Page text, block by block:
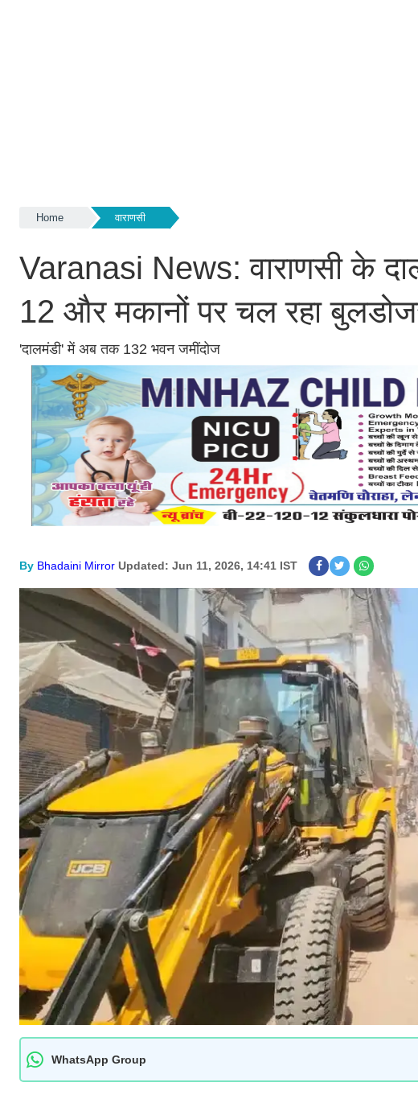
Home वाराणसी
Varanasi News: वाराणसी के
12 और मकानों पर चल रहा
'दालमंडी' में अब तक 132 भवन जमींदोज
By Bhadaini Mirror Updated: Jun 11, 2026, 14:41 IST
WhatsApp Group